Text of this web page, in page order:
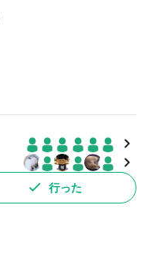
行った